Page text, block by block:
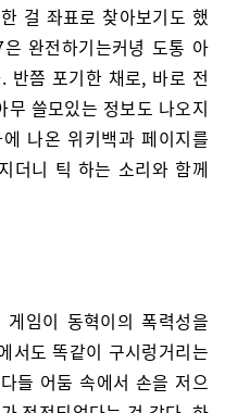
걸 좌표로 찾아보기도 했
완전하기는커녕 도통 아
반쯤 포기한 채로, 바로 전
쓸모있는 정보도 나오지
나온 위키백과 페이지를
더니 틱 하는 소리와 함께
임이 동혁이의 폭력성을
서도 똑같이 구시렁거리는
들 어둠 속에서 손을 저으